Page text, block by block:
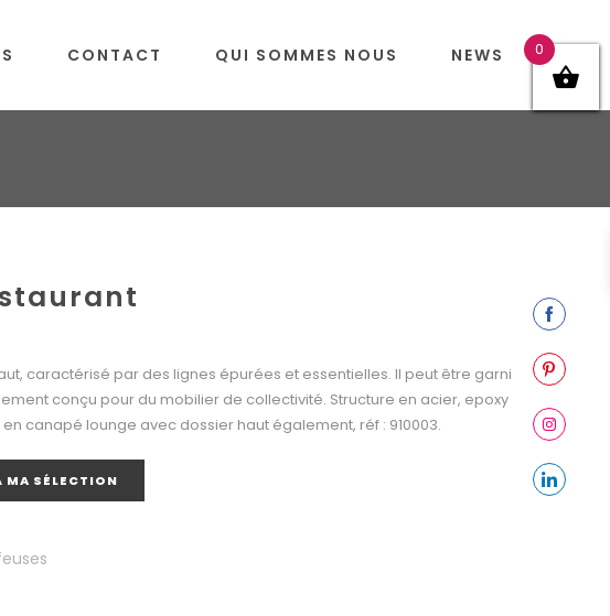
CONTACT QUI SOMMES NOUS NEWS
caractérisé par des lignes épurées et essentielles. Il peut être garni
conçu pour du mobilier de collectivité. Structure en acier, epoxy
canapé lounge avec dossier haut également, réf : 910003.
MA SÉLECTION
0
on
Facebook
on
Pinterest
on
Instagram